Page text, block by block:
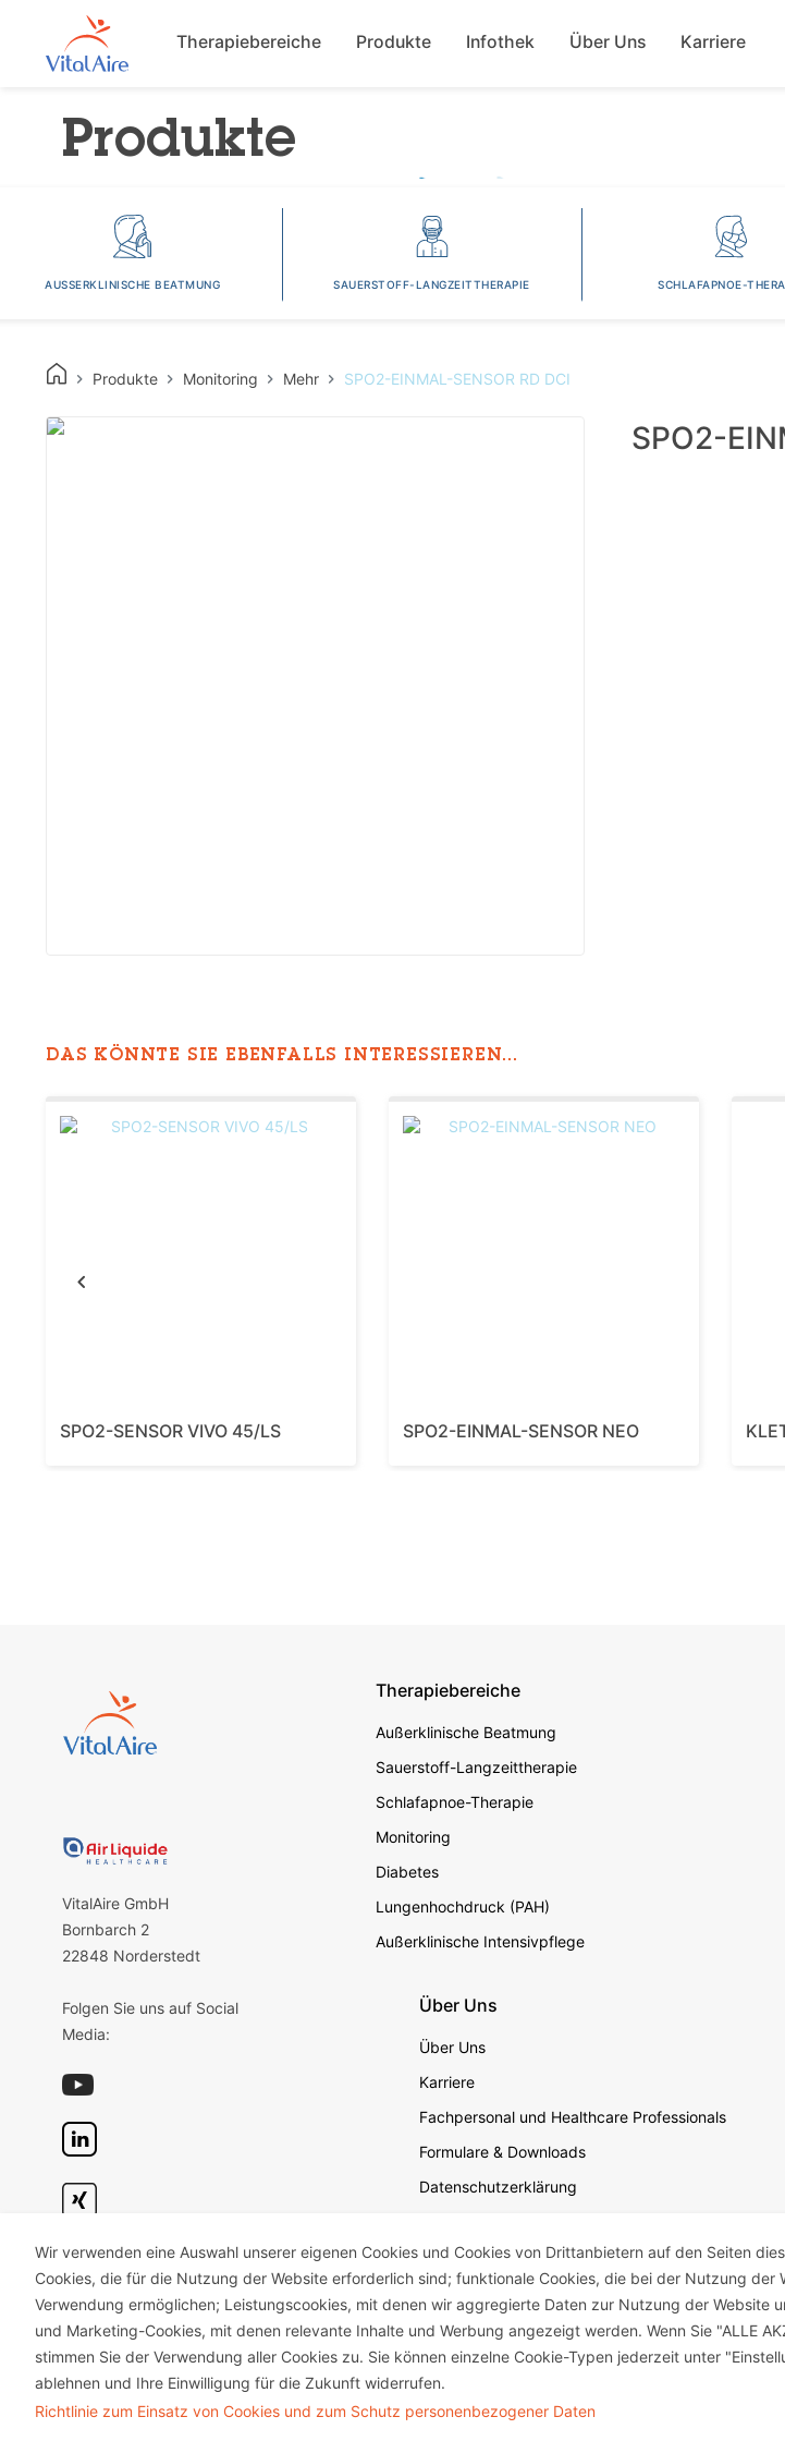
zum
Main navigation
Therapiebereiche Produkte Infothek Über Uns Karriere
Produkte
AUSSERKLINISCHE BEATMUNG SAUERSTOFF-LANGZEITTHERAPIE SCHLAFAPNOE-
Produkte Monitoring Mehr SPO2-EINMAL-SENSOR RD DCI
SPO2-
DAS KÖNNTE SIE EBENFALLS INTERESSIEREN...
SPO2-SENSOR VIVO 45/LS SPO2-EINMAL-SENSOR NEO
VitalAire GmbH
Bornbarch 2
22848 Norderstedt
Folgen Sie uns auf Social
Media:
Footer secondary
Therapiebereiche
Außerklinische Beatmung
Sauerstoff-Langzeittherapie
Schlafapnoe-Therapie
Monitoring
Diabetes
Lungenhochdruck (PAH)
Außerklinische Intensivpflege
Über Uns
Über Uns
Karriere
Fachpersonal und Healthcare Professionals
Formulare & Downloads
Datenschutzerklärung
Geschäftsbedingungen für die Website-Nutzung
Impressum
Unternehmensverantwortung
Wir verwenden eine Auswahl unserer eigenen Cookies und Cookies von Drittanbietern auf den Seiten
Cookies, die für die Nutzung der Website erforderlich sind; funktionale Cookies, die bei der Nutzung der
Verwendung ermöglichen; Leistungscookies, mit denen wir aggregierte Daten zur Nutzung der Website
und Marketing-Cookies, mit denen relevante Inhalte und Werbung angezeigt werden. Wenn Sie "ALLE
stimmen Sie der Verwendung aller Cookies zu. Sie können einzelne Cookie-Typen jederzeit unter
ablehnen und Ihre Einwilligung für die Zukunft widerrufen.
Richtlinie zum Einsatz von Cookies und zum Schutz personenbezogener Daten